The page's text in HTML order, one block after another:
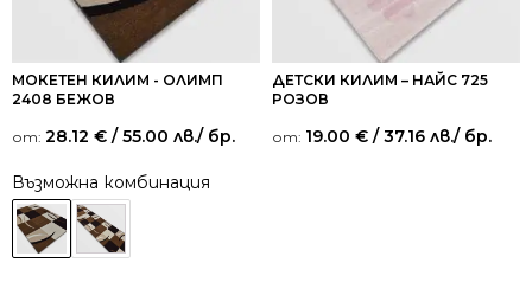
МОКЕТЕН КИЛИМ - ОЛИМП
2408 БЕЖОВ
от: 28.12 € / 55.00 лв./ бр.
Възможна комбинация
ДЕТСКИ КИЛИМ – НАЙС 725
РОЗОВ
от: 19.00 € / 37.16 лв./ бр.